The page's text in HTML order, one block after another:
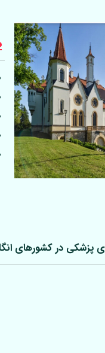
پزشکی در کشورهای